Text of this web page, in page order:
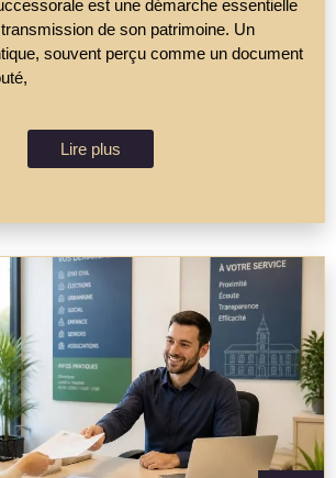
est une démarche essentielle
de son patrimoine. Un
souvent perçu comme un document
Lire plus